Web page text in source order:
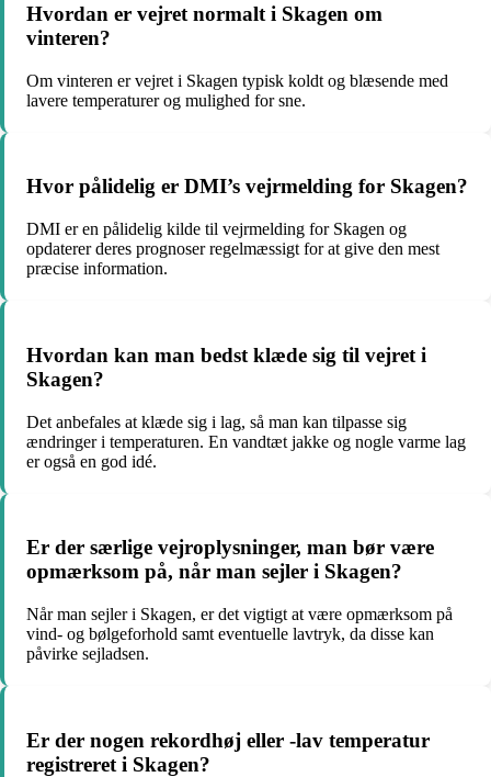
Hvordan er vejret normalt i Skagen om
vinteren?
Om vinteren er vejret i Skagen typisk koldt og blæsende med
lavere temperaturer og mulighed for sne.
Hvor pålidelig er DMI’s vejrmelding for Skagen?
DMI er en pålidelig kilde til vejrmelding for Skagen og
opdaterer deres prognoser regelmæssigt for at give den mest
præcise information.
Hvordan kan man bedst klæde sig til vejret i
Skagen?
Det anbefales at klæde sig i lag, så man kan tilpasse sig
ændringer i temperaturen. En vandtæt jakke og nogle varme lag
er også en god idé.
Er der særlige vejroplysninger, man bør være
opmærksom på, når man sejler i Skagen?
Når man sejler i Skagen, er det vigtigt at være opmærksom på
vind- og bølgeforhold samt eventuelle lavtryk, da disse kan
påvirke sejladsen.
Er der nogen rekordhøj eller -lav temperatur
registreret i Skagen?